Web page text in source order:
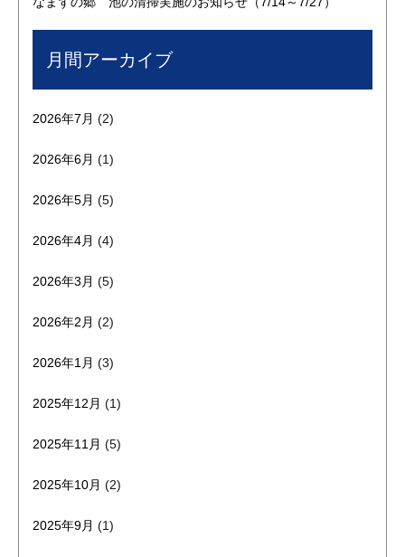
月間アーカイブ
2026年7月 (2)
2026年6月 (1)
2026年5月 (5)
2026年4月 (4)
2026年3月 (5)
2026年2月 (2)
2026年1月 (3)
2025年12月 (1)
2025年11月 (5)
2025年10月 (2)
2025年9月 (1)